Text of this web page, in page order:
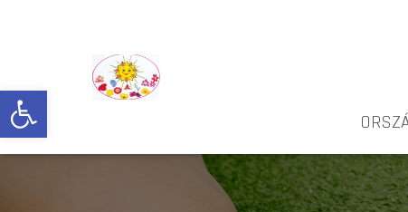
Eszköztár megnyitása